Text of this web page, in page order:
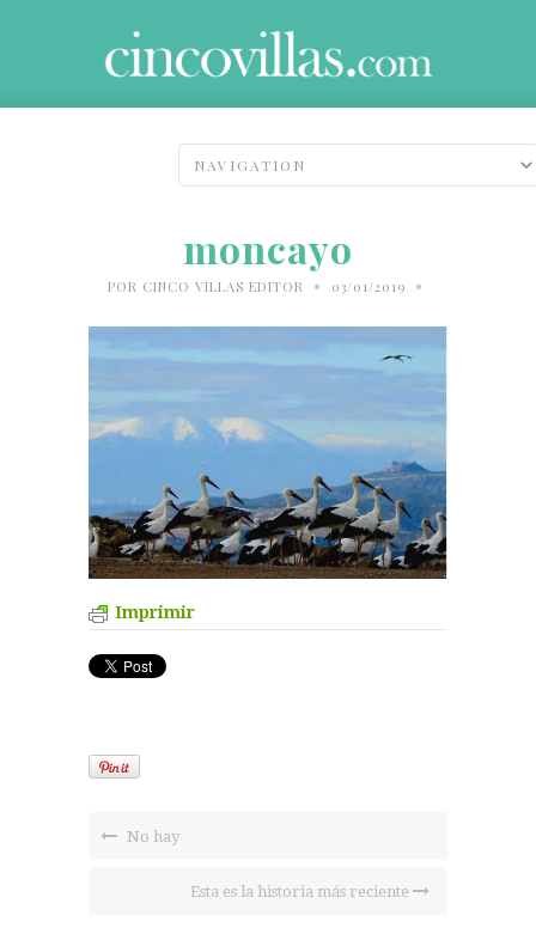
moncayo
POR CINCO VILLAS EDITOR • 03/01/2019 •
Imprimir
No hay
Esta es la historia más reciente